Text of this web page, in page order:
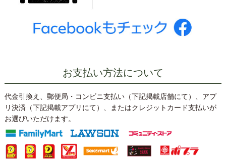
お支払い方法について
代金引換え、郵便局・コンビニ支払い（下記掲載店舗にて）、アプ
リ決済（下記掲載アプリにて）、またはクレジットカード支払いが
お選びいただけます。